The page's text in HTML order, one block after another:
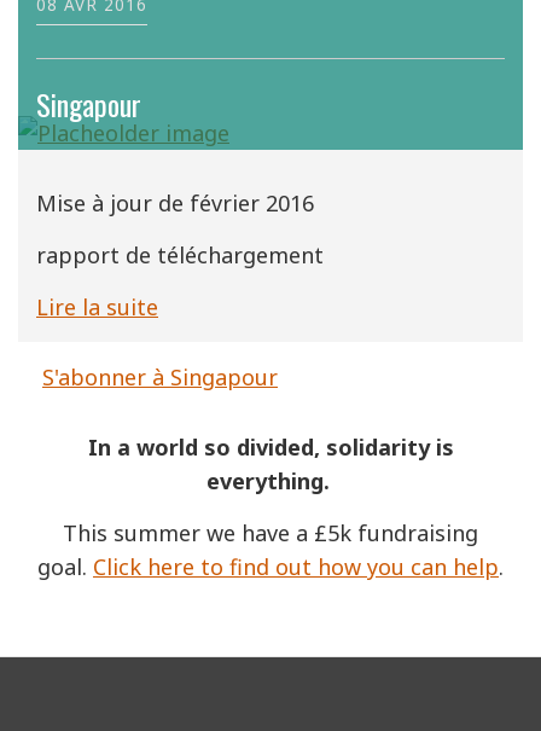
Singapour
Mise à jour de février 2016
rapport de téléchargement
Lire la suite
S'abonner à Singapour
In a world so divided, solidarity is
everything.
This summer we have a £5k fundraising
goal. Click here to find out how you can help.